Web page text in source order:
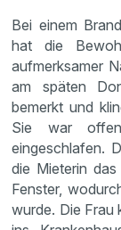
Bei einem
hat die
aufmerksamer
am späten
bemerkt und
Sie war
eingeschlafen.
die Mieterin
Fenster,
wurde. Die Frau